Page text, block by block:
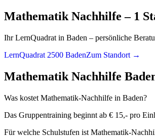
MathematikNachhilfe – 1
Ihr LernQuadrat in Baden – persönliche
LernQuadrat 2500 BadenZum Standort →
Mathematik Nachhilfe
Was kostet Mathematik-Nachhilfe in Baden?
Das Gruppentraining beginnt ab € 15,- pro
Für welche Schulstufen ist Mathematik-